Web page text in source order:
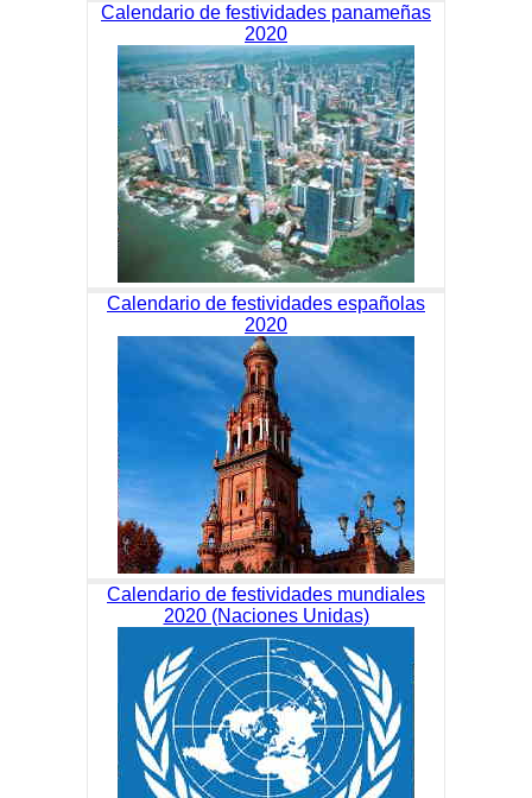
Calendario de festividades panameñas
2020
Calendario de festividades españolas
2020
Calendario de festividades mundiales
2020 (Naciones Unidas)